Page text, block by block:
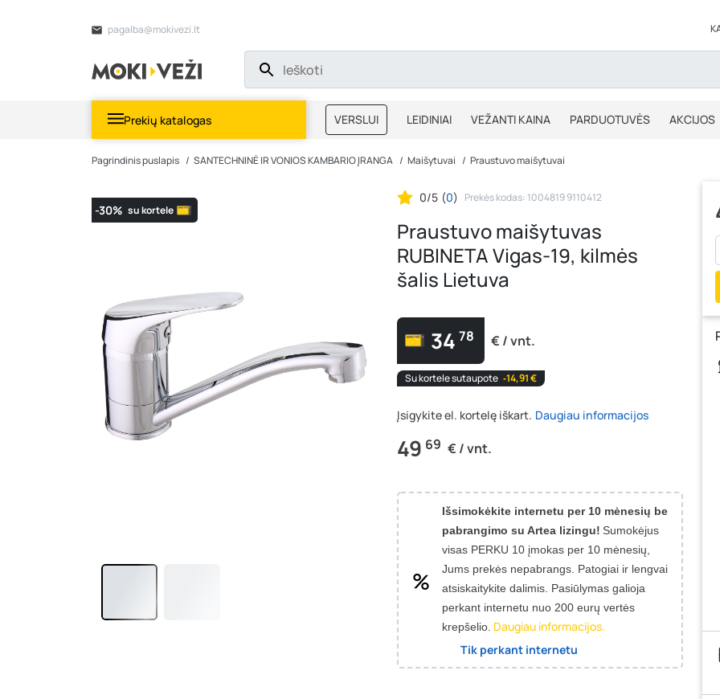
pagalba@mokivezi.lt
Prekių katalogas VERSLUI LEIDINIAI VEŽANTI KAINA PARDUOTUVĖS AKCIJOS
MOKIBLOGAS IŠPARDAVIMAS
Pagrindinis puslapis SANTECHNINĖ IR VONIOS KAMBARIO ĮRANGA Maišytuvai Praustuvo maišytuvai
-30% su kortele
0/5 (0) Prekės kodas: 1004819 9110412
Praustuvo maišytuvas
RUBINETA Vigas-19, kilmės
šalis Lietuva
34 78 € / vnt.
Su kortele sutaupote ‐14,91 €
Įsigykite el. kortelę iškart. Daugiau informacijos
49 69 € / vnt.
Išsimokėkite internetu per 10 mėnesių be
pabrangimo su Artea lizingu! Sumokėjus
visas PERKU 10 įmokas per 10 mėnesių,
Jums prekės nepabrangs. Patogiai ir lengvai
atsiskaitykite dalimis. Pasiūlymas galioja
perkant internetu nuo 200 eurų vertės
krepšelio. Daugiau informacijos.
Tik perkant internetu